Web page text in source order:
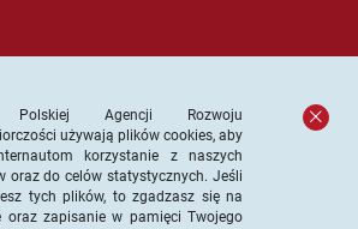
zastrzeżone
Polskiej Agencji Rozwoju
używają plików cookies, aby
korzystanie z naszych
oraz do celów statystycznych. Jeśli
tych plików, to zgadzasz się na
oraz zapisanie w pamięci Twojego